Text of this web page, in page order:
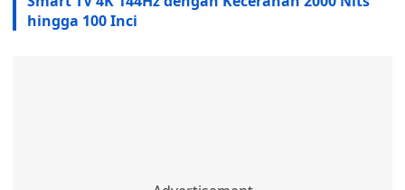
hingga 100 Inci